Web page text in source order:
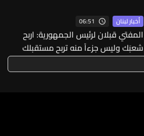
أخبار لبنان 06:51
المفتي قبلان لرئيس الجمهورية: اربح
شعبَك وليس جزءاً منه تربح مستقبلك
الوطني